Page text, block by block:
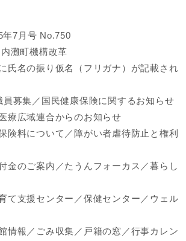
年7月号 No.750
灘町機構改革
氏名の振り仮名（フリガナ）が記載され
募集／国民健康保険に関するお知らせ
療広域連合からのお知らせ
険料について／障がい者虐待防止と権利
金のご案内／たうんフォーカス／暮らし
て支援センター／保健センター／ウェル
情報／ごみ収集／戸籍の窓／行事カレン